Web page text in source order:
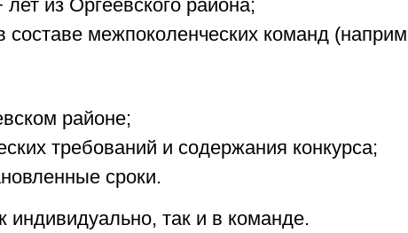
из Оргеевского района;
составе межпоколенческих команд
районе;
требований и содержания конкурса;
сроки.
индивидуально, так и в команде.